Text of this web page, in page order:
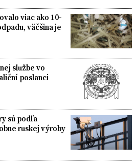
viac ako 10-
väčšina je
službe vo
poslanci
sú podľa
ruskej výroby